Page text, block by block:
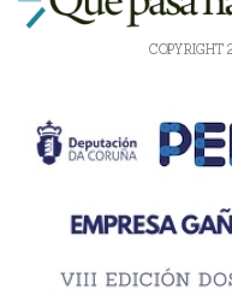
COPYRIGHT